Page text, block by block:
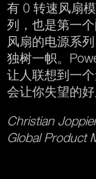
有 0 转速风扇
列，也是第一
风扇的电源系
独树一帜。
让人联想到一
会让你失望的好
Christian
Global Product